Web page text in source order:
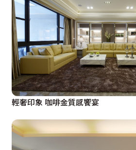
輕奢印象 咖啡金質感饗宴